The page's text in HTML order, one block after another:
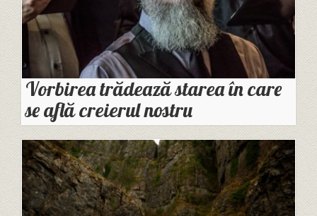
Vorbirea trădează starea în care
se află creierul nostru